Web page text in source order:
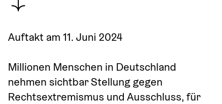
Auftakt am 11. Juni 2024
Millionen Menschen in Deutschland
nehmen sichtbar Stellung gegen
Rechtsextremismus und Ausschluss, für